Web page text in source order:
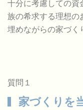
十分に考慮しての資
族の希求する理想の
埋めながらの家づく
質問１
家づくりを